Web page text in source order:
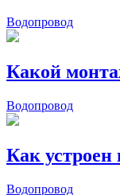
Водопровод
Какой
Водопровод
Как устроен
Водопровод